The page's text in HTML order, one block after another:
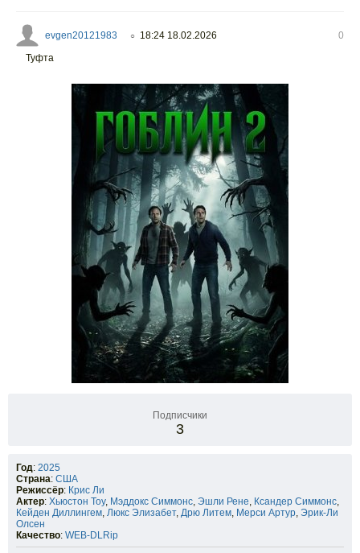
evgen20121983 ○ 18:24 18.02.2026
0
Туфта
Подписчики
3
Год: 2025
Страна: США
Режиссёр: Крис Ли
Актер: Хьюстон Тоу, Мэддокс Симмонс, Эшли Рене, Ксандер Симмонс,
Кейден Диллингем, Люкс Элизабет, Дрю Литем, Мерси Артур, Эрик-Ли
Олсен
Качество: WEB-DLRip